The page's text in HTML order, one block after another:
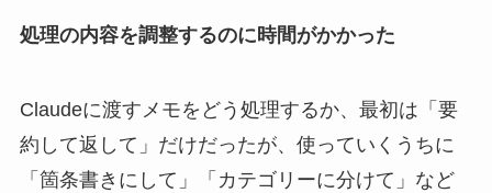
処理の内容を調整するのに時間がかかった
Claudeに渡すメモをどう処理するか、最初は「要
約して返して」だけだったが、使っていくうちに
「箇条書きにして」「カテゴリーに分けて」など